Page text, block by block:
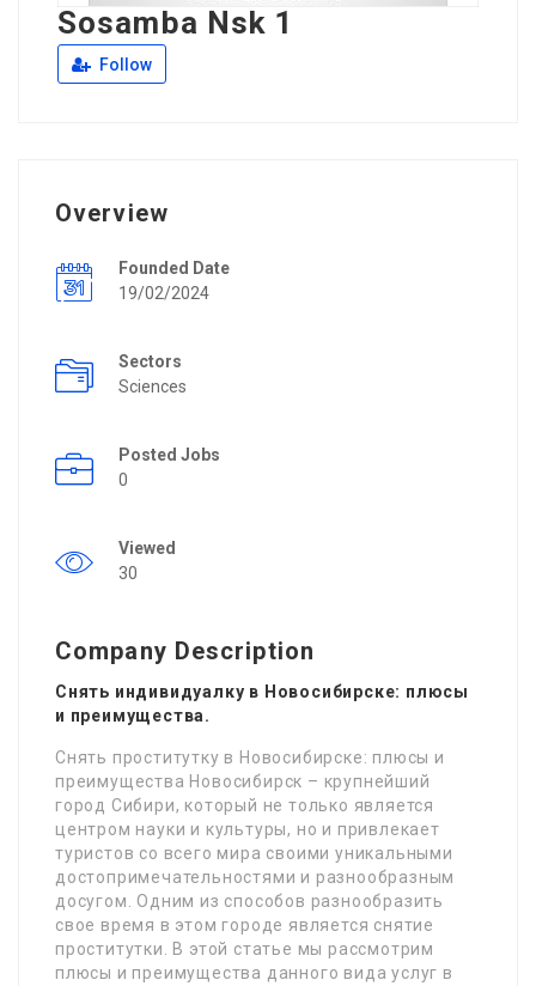
Sosamba Nsk 1
Follow
Overview
Founded Date
19/02/2024
Sectors
Sciences
Posted Jobs
0
Viewed
30
Company Description
Снять индивидуалку в Новосибирске: плюсы
и преимущества.
Снять проститутку в Новосибирске: плюсы и
преимущества Новосибирск – крупнейший
город Сибири, который не только является
центром науки и культуры, но и привлекает
туристов со всего мира своими уникальными
достопримечательностями и разнообразным
досугом. Одним из способов разнообразить
свое время в этом городе является снятие
проститутки. В этой статье мы рассмотрим
плюсы и преимущества данного вида услуг в